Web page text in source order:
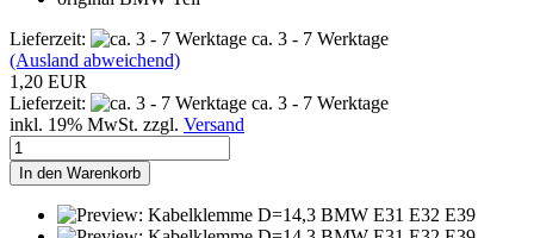
Lieferzeit:
ca. 3 - 7 Werktage
(Ausland abweichend)
1,20 EUR
Lieferzeit:
ca. 3 - 7 Werktage
inkl. 19% MwSt. zzgl. Versand
In den Warenkorb